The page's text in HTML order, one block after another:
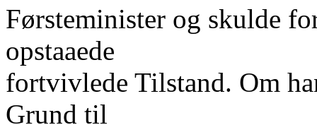
Førsteminister og skulde
opstaaede
fortvivlede Tilstand. Om
Grund til